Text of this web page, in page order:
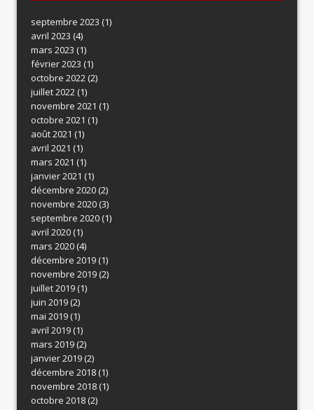
septembre 2023 (1)
avril 2023 (4)
mars 2023 (1)
février 2023 (1)
octobre 2022(2)
juillet 2022(1)
novembre 2021 (1)
octobre 2021 (1)
août 2021 (1)
avril 2021 (1)
mars 2021 (1)
janvier 2021 (1)
décembre 2020(2)
novembre 2020(3)
septembre 2020(1)
avril 2020(1)
mars 2020(4)
décembre 2019(1)
novembre 2019(2)
juillet 2019(1)
juin 2019(2)
mai 2019(1)
avril 2019(1)
mars 2019(2)
janvier 2019(2)
décembre 2018(1)
novembre 2018(1)
octobre 2018(2)